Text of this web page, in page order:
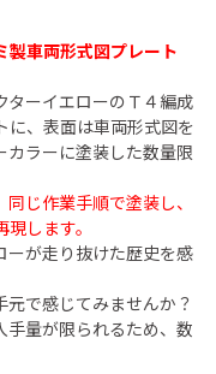
製車両形式図プレート
ターイエローのＴ４編成
に、表面は車両形式図を
カラーに塗装した数量限
じ作業手順で塗装し、
します。
ーが走り抜けた歴史を感
で感じてみませんか？
手量が限られるため、数